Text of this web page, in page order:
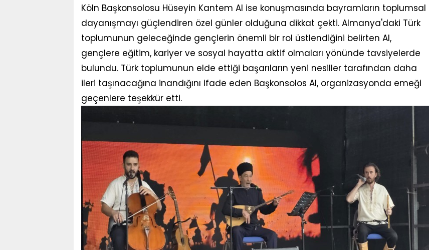
Köln Başkonsolosu Hüseyin Kantem Al ise konuşmasında bayramların toplumsal
dayanışmayı güçlendiren özel günler olduğuna dikkat çekti. Almanya'daki Türk
toplumunun geleceğinde gençlerin önemli bir rol üstlendiğini belirten Al,
gençlere eğitim, kariyer ve sosyal hayatta aktif olmaları yönünde tavsiyelerde
bulundu. Türk toplumunun elde ettiği başarıların yeni nesiller tarafından daha
ileri taşınacağına inandığını ifade eden Başkonsolos Al, organizasyonda emeği
geçenlere teşekkür etti.